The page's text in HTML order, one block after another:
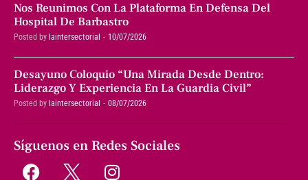
Nos Reunimos Con La Plataforma En Defensa Del
Hospital De Barbastro
Posted by laintersectorial 10/07/2026
Desayuno Coloquio “Una Mirada Desde Dentro:
Liderazgo Y Experiencia En La Guardia Civil”
Posted by laintersectorial 08/07/2026
Síguenos en Redes Sociales